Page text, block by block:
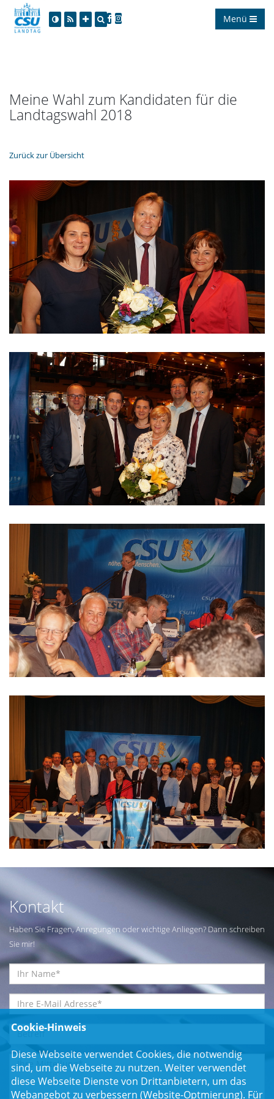
Menü
Meine Wahl zum Kandidaten für die
Landtagswahl 2018
Zurück zur Übersicht
Kontakt
Haben Sie Fragen, Anregungen oder wichtige Anliegen? Dann schreiben
Sie mir!
Cookie-Hinweis
Diese Webseite verwendet Cookies, die notwendig
sind, um die Webseite zu nutzen. Weiter verwendet
diese Webseite Dienste von Drittanbietern, um das
Webangebot zu verbessern (Website-Optmierung). Für